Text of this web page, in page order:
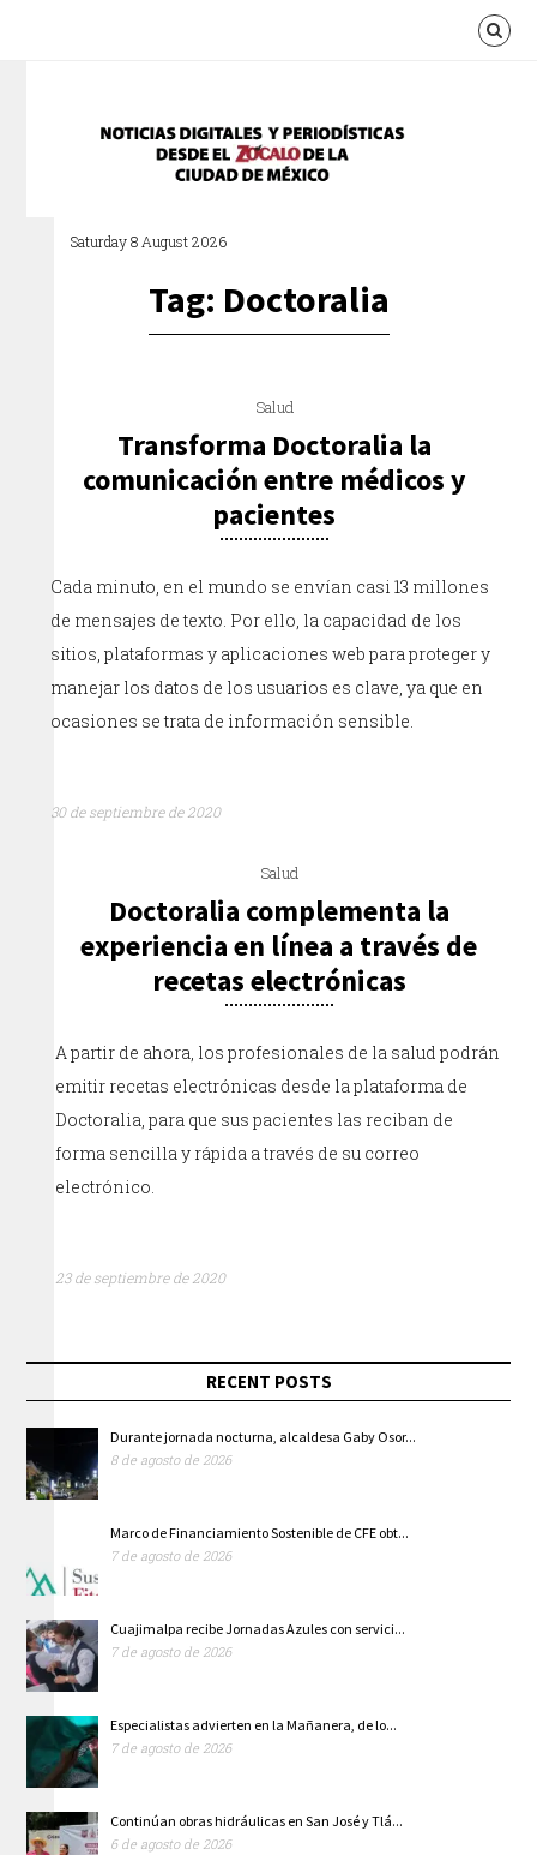
Saturday 8 August 2026
Tag: Doctoralia
Salud
Transforma Doctoralia la
comunicación entre médicos y
pacientes
Cada minuto, en el mundo se envían casi 13 millones
de mensajes de texto. Por ello, la capacidad de los
sitios, plataformas y aplicaciones web para proteger y
manejar los datos de los usuarios es clave, ya que en
ocasiones se trata de información sensible.
30 de septiembre de 2020
Salud
Doctoralia complementa la
experiencia en línea a través de
recetas electrónicas
A partir de ahora, los profesionales de la salud podrán
emitir recetas electrónicas desde la plataforma de
Doctoralia, para que sus pacientes las reciban de
forma sencilla y rápida a través de su correo
electrónico.
23 de septiembre de 2020
RECENT POSTS
Durante jornada nocturna, alcaldesa Gaby Osor...
8 de agosto de 2026
Marco de Financiamiento Sostenible de CFE obt...
7 de agosto de 2026
Cuajimalpa recibe Jornadas Azules con servici...
7 de agosto de 2026
Especialistas advierten en la Mañanera, de lo...
7 de agosto de 2026
Continúan obras hidráulicas en San José y Tlá...
6 de agosto de 2026